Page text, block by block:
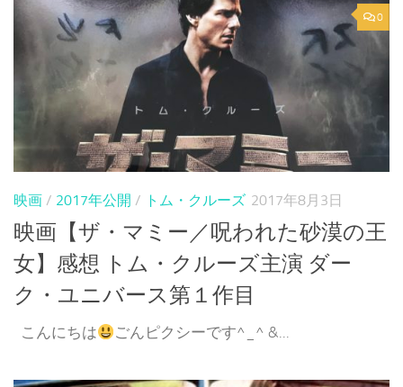
0
映画 / 2017年公開 / トム・クルーズ 2017年8月3日
映画【ザ・マミー／呪われた砂漠の王
女】感想 トム・クルーズ主演 ダー
ク・ユニバース第１作目
こんにちは ごんピクシーです^_^ &...